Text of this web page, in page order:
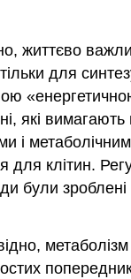
життєво
для
які вимагають
і
для клітин.
були
метаболізм